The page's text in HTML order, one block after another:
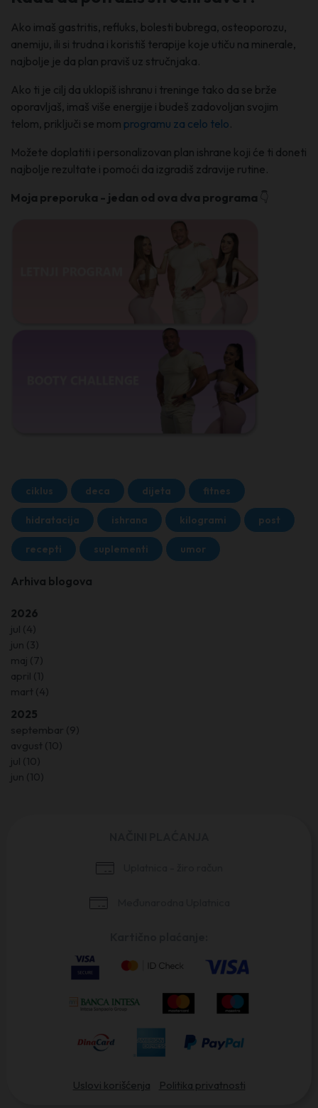
Ako imaš gastritis, refluks, bolesti bubrega, osteoporozu,
anemiju, ili si trudna i koristiš terapije koje utiču na minerale,
najbolje je da plan praviš uz stručnjaka.
Ako ti je cilj da uklopiš ishranu i treninge tako da se brže
oporavljaš, imaš više energije i budeš zadovoljan svojim
telom, priključi se mom programu za celo telo.
Možete doplatiti i personalizovan plan ishrane koji će ti doneti
najbolje rezultate i pomoći da izgradiš zdravije rutine.
Moja preporuka - jedan od ova dva programa
Arhiva blogova
2026
jul (4)
jun (3)
maj (7)
april (1)
mart (4)
2025
septembar (9)
avgust (10)
jul (10)
jun (10)
ciklus deca dijeta fitnes
hidratacija ishrana kilogrami post
recepti suplementi umor
Uslovi korišćenja Politika privatnosti